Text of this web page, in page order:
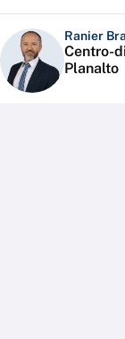
Ranier
Centro-
Planalto